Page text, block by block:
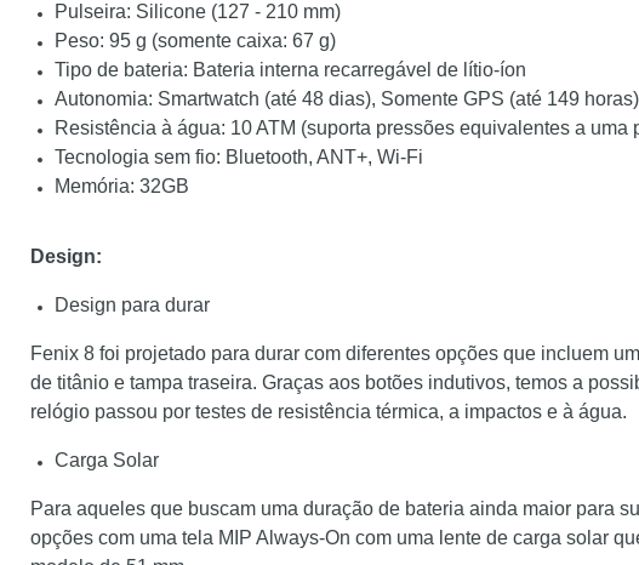
Pulseira: Silicone (127 - 210 mm)
Peso: 95 g (somente caixa: 67 g)
Tipo de bateria: Bateria interna recarregável de lítio-íon
Autonomia: Smartwatch (até 48 dias), Somente GPS (até 149 horas)
Resistência à água: 10 ATM (suporta pressões equivalentes a uma
Tecnologia sem fio: Bluetooth, ANT+, Wi-Fi
Memória: 32GB
Design:
Design para durar
Fenix 8 foi projetado para durar com diferentes opções que incluem
de titânio e tampa traseira. Graças aos botões indutivos, temos a
relógio passou por testes de resistência térmica, a impactos e à água.
Carga Solar
Para aqueles que buscam uma duração de bateria ainda maior para
opções com uma tela MIP Always-On com uma lente de carga solar